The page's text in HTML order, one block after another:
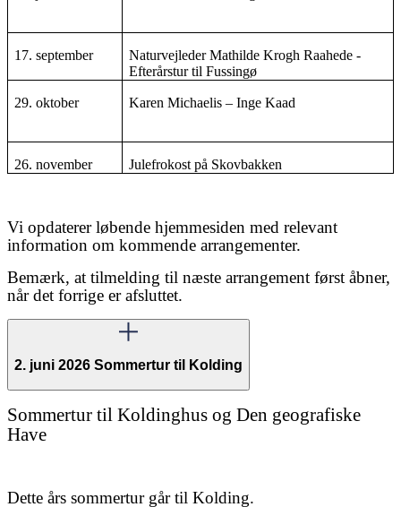
17. september
Naturvejleder Mathilde Krogh Raahede -
Efterårstur til Fussingø
29. oktober Karen Michaelis – Inge Kaad
26. november Julefrokost på Skovbakken
Vi opdaterer løbende hjemmesiden med relevant
information om kommende arrangementer.
Bemærk, at tilmelding til næste arrangement først åbner,
når det forrige er afsluttet.
2. juni 2026 Sommertur til Kolding
Sommertur til Koldinghus og Den geografiske
Have
Dette års sommertur går til Kolding.